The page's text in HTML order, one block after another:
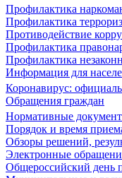
Профилактика
Профилактика
Противодействие
Профилактика
Профилактика
Информация для
Коронавирус:
Обращения граждан
Нормативные
Порядок и время
Обзоры решений,
Электронные
Общероссийский день